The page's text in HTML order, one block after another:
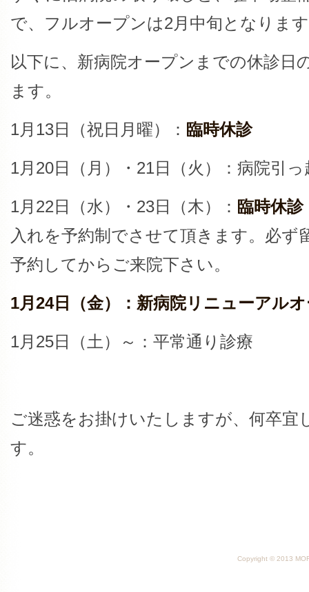
で、フルオープンは2月中旬となりま
以下に、新病院オープンまでの休診日
ます。
1月13日（祝日月曜）： 臨時休診
1月20日（月）・21日（火）：病院引
1月22日（水）・23日（木）： 臨時休診
入れを予約制でさせて頂きます。必ず
予約してからご来院下さい。
1月24日（金）：新病院リニューアル
1月25日（土）～：平常通り診療
ご迷惑をお掛けいたしますが、何卒宜
す。
Copyright © 2013